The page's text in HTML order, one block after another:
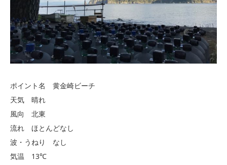
ポイント名 黄金崎ビーチ
天気 晴れ
風向 北東
流れ ほとんどなし
波・うねり なし
気温 13℃